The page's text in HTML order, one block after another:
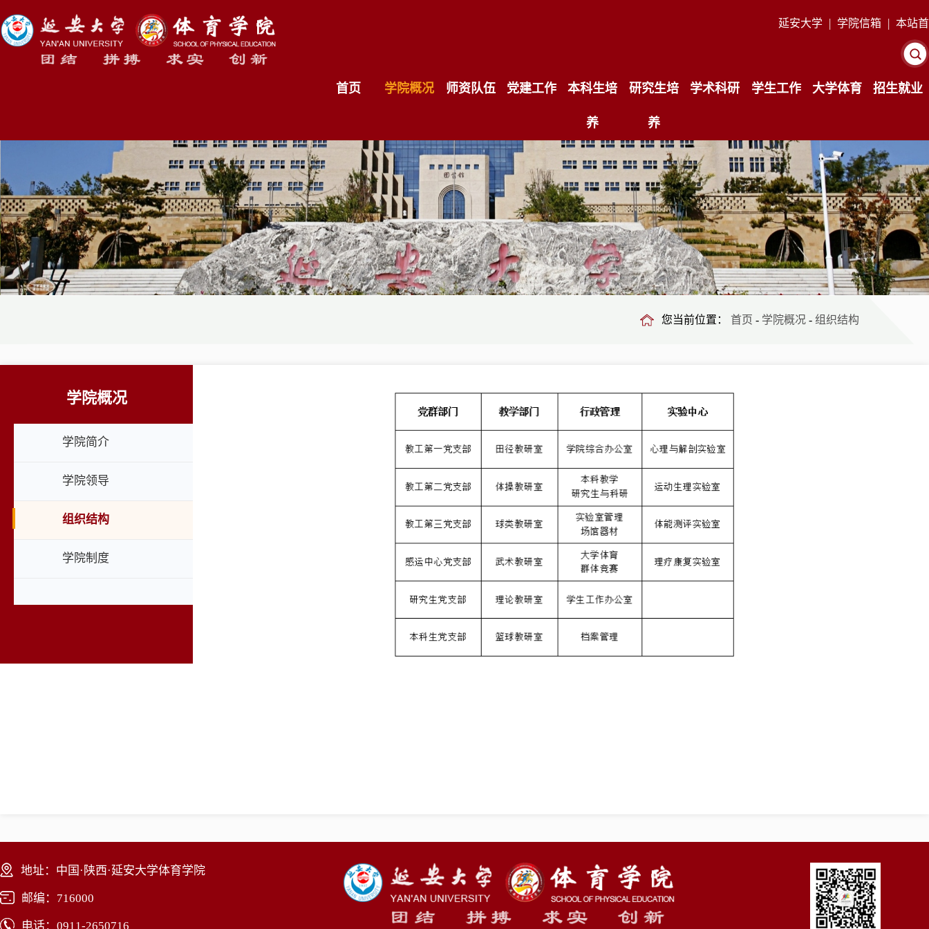
延安大学 | 学院信箱 | 本站首
页
首页 学院概况 师资队伍 党建工作 本科生培
养
研究生培
养
学术科研 学生工作 大学体育 招生就业
您当前位置： 首页 - 学院概况 - 组织结构
学院概况
学院简介
学院领导
组织结构
学院制度
地址：中国·陕西·延安大学体育学院
邮编：716000
电话：0911-2650716